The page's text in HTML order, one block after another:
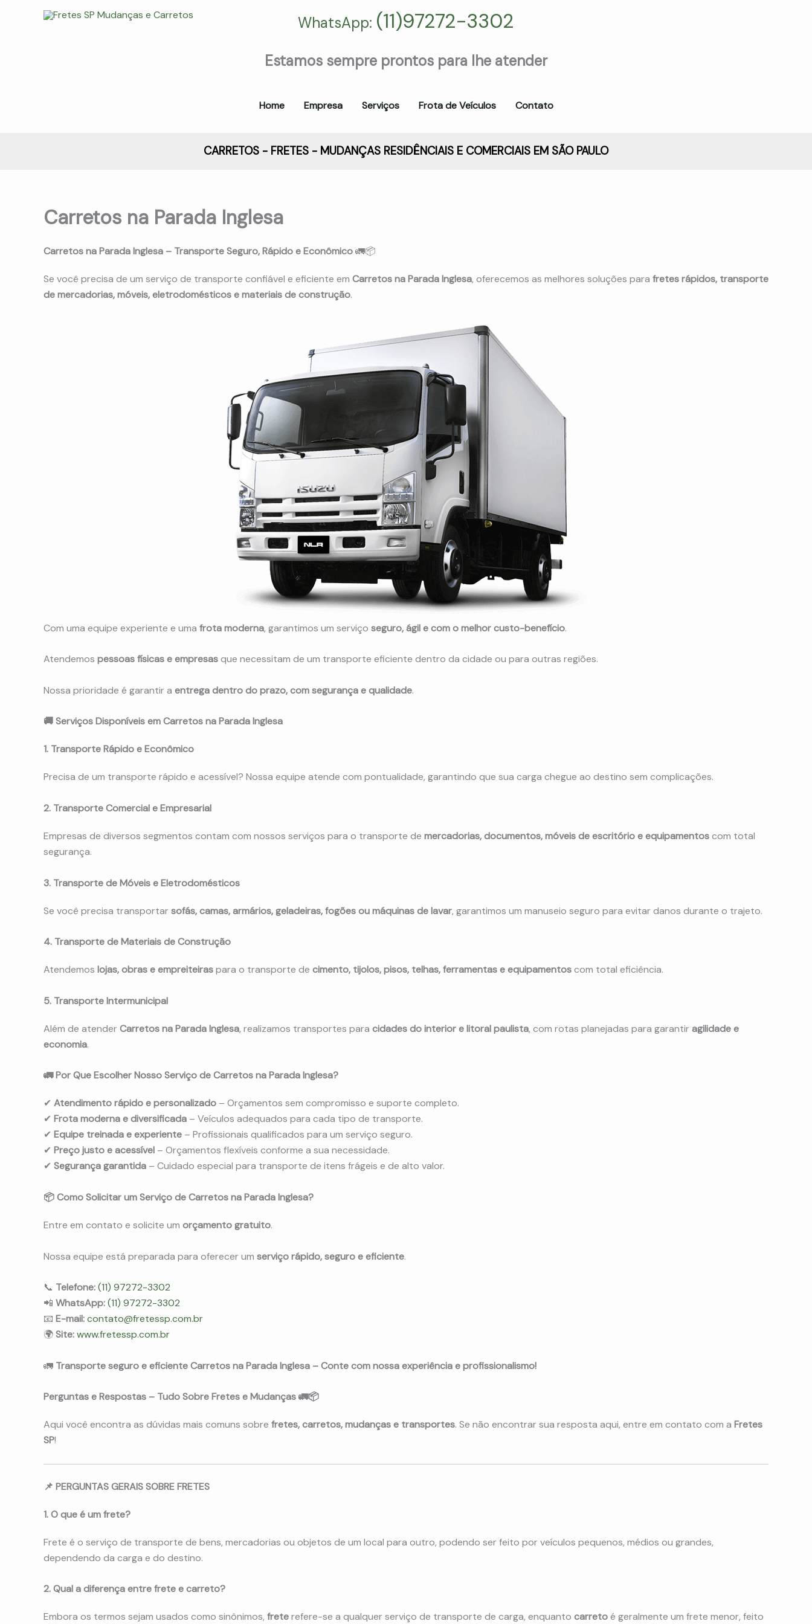
WhatsApp: (11)97272-3302
Estamos sempre prontos para lhe atender
Home Empresa Serviços Frota de Veículos Contato
CARRETOS - FRETES - MUDANÇAS RESIDÊNCIAIS E COMERCIAIS EM SÃO PAULO
Carretos na Parada Inglesa
Carretos na Parada Inglesa – Transporte Seguro, Rápido e Econômico🚛📦
Se você precisa de um serviço de transporte confiável e eficiente em Carretos na Parada Inglesa, oferecemos as melhores soluções para fretes rápidos, transporte
de mercadorias, móveis, eletrodomésticos e materiais de construção.
Com uma equipe experiente e uma frota moderna, garantimos um serviço seguro, ágil e com o melhor custo-benefício.
Atendemos pessoas físicas e empresasque necessitam de um transporte eficiente dentro da cidade ou para outras regiões.
Nossa prioridade é garantir a entrega dentro do prazo, com segurança e qualidade.
🚚 Serviços Disponíveis em Carretos na Parada Inglesa
1. Transporte Rápido e Econômico
Precisa de um transporte rápido e acessível? Nossa equipe atende com pontualidade, garantindo que sua carga chegue ao destino sem complicações.
2. Transporte Comercial e Empresarial
Empresas de diversos segmentos contam com nossos serviços para o transporte de mercadorias, documentos, móveis de escritório e equipamentoscom total
segurança.
3. Transporte de Móveis e Eletrodomésticos
Se você precisa transportarsofás, camas, armários, geladeiras, fogões ou máquinas de lavar, garantimos um manuseio seguro para evitar danos durante o trajeto.
4. Transporte de Materiais de Construção
Atendemos lojas, obras e empreiteiraspara o transporte de cimento, tijolos, pisos, telhas, ferramentas e equipamentoscom total eficiência.
5. Transporte Intermunicipal
Além de atenderCarretos na Parada Inglesa, realizamos transportes para cidades do interior e litoral paulista, com rotas planejadas para garantiragilidade e
economia.
🚛 Por Que Escolher Nosso Serviço de Carretos na Parada Inglesa?
✔ Atendimento rápido e personalizado – Orçamentos sem compromisso e suporte completo.
✔ Frota moderna e diversificada – Veículos adequados para cada tipo de transporte.
✔ Equipe treinada e experiente – Profissionais qualificados para um serviço seguro.
✔ Preço justo e acessível – Orçamentos flexíveis conforme a sua necessidade.
✔ Segurança garantida – Cuidado especial para transporte de itens frágeis e de alto valor.
📦 Como Solicitar um Serviço de Carretos na Parada Inglesa?
Entre em contato e solicite um orçamento gratuito.
Nossa equipe está preparada para oferecer um serviço rápido, seguro e eficiente.
📞 Telefone:(11) 97272-3302
📲 WhatsApp:(11) 97272-3302
📧 E-mail:contato@fretessp.com.br
🌍Site:www.fretessp.com.br
🚛 Transporte seguro e eficiente Carretos na Parada Inglesa – Conte com nossa experiência e profissionalismo!
Perguntas e Respostas – Tudo Sobre Fretes e Mudanças 🚛📦
Aqui você encontra as dúvidas mais comuns sobre fretes, carretos, mudanças e transportes. Se não encontrar sua resposta aqui, entre em contato com a Fretes
SP!
📌 PERGUNTAS GERAIS SOBRE FRETES
1. O que é um frete?
Frete é o serviço de transporte de bens, mercadorias ou objetos de um local para outro, podendo ser feito por veículos pequenos, médios ou grandes,
dependendo da carga e do destino.
2. Qual a diferença entre frete e carreto?
Embora os termos sejam usados como sinônimos, freterefere-se a qualquer serviço de transporte de carga, enquanto carretoé geralmente um frete menor, feito